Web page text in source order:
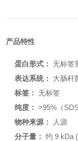
产品特性
蛋白形式： 无标签
表达系统：
大肠杆
标签： 无标签
纯度： >95%（
物种来源：
人源
分子量： 约 9 kDa